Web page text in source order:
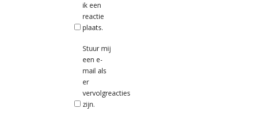
ik een
reactie
plaats.
Stuur mij
een e-
mail als
er
vervolgreacties
zijn.